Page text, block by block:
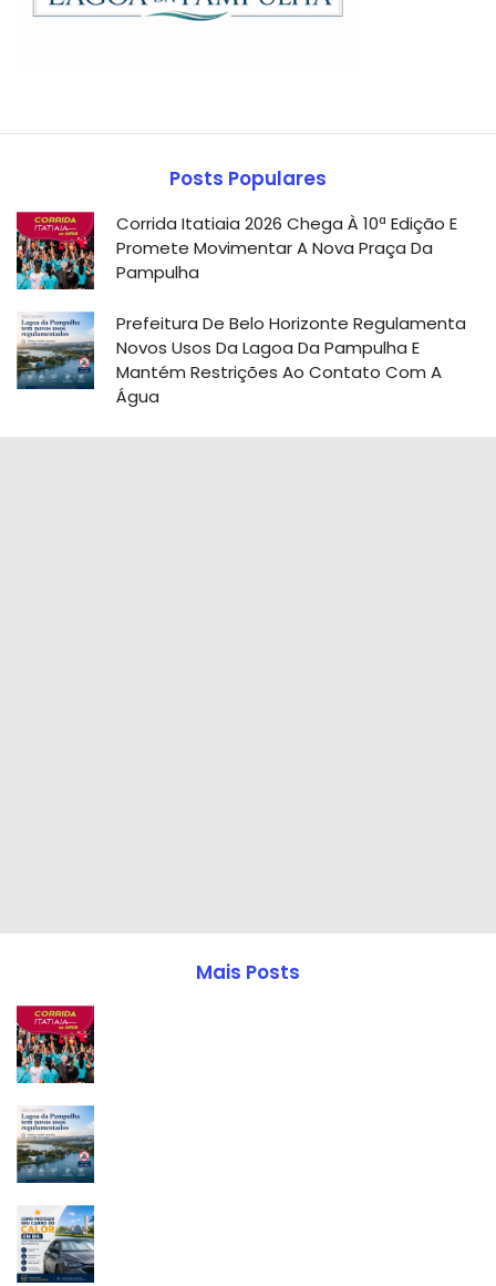
Posts Populares
Corrida Itatiaia 2026 Chega À 10ª Edição E
Promete Movimentar A Nova Praça Da
Pampulha
Prefeitura De Belo Horizonte Regulamenta
Novos Usos Da Lagoa Da Pampulha E
Mantém Restrições Ao Contato Com A
Água
Mais Posts